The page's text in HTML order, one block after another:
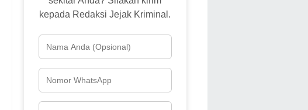
kepada Redaksi Jejak Kriminal.